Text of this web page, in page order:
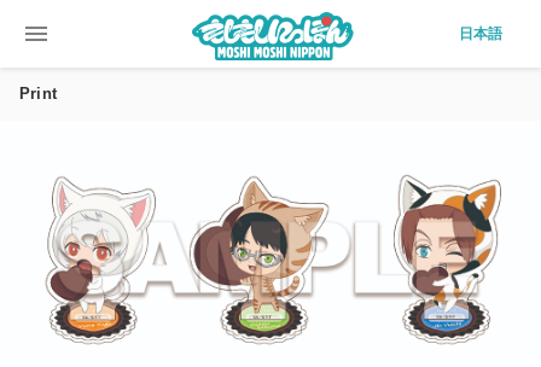
menu 日本語
Print